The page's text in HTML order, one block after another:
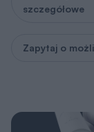
szczegółowe
Zapytaj o